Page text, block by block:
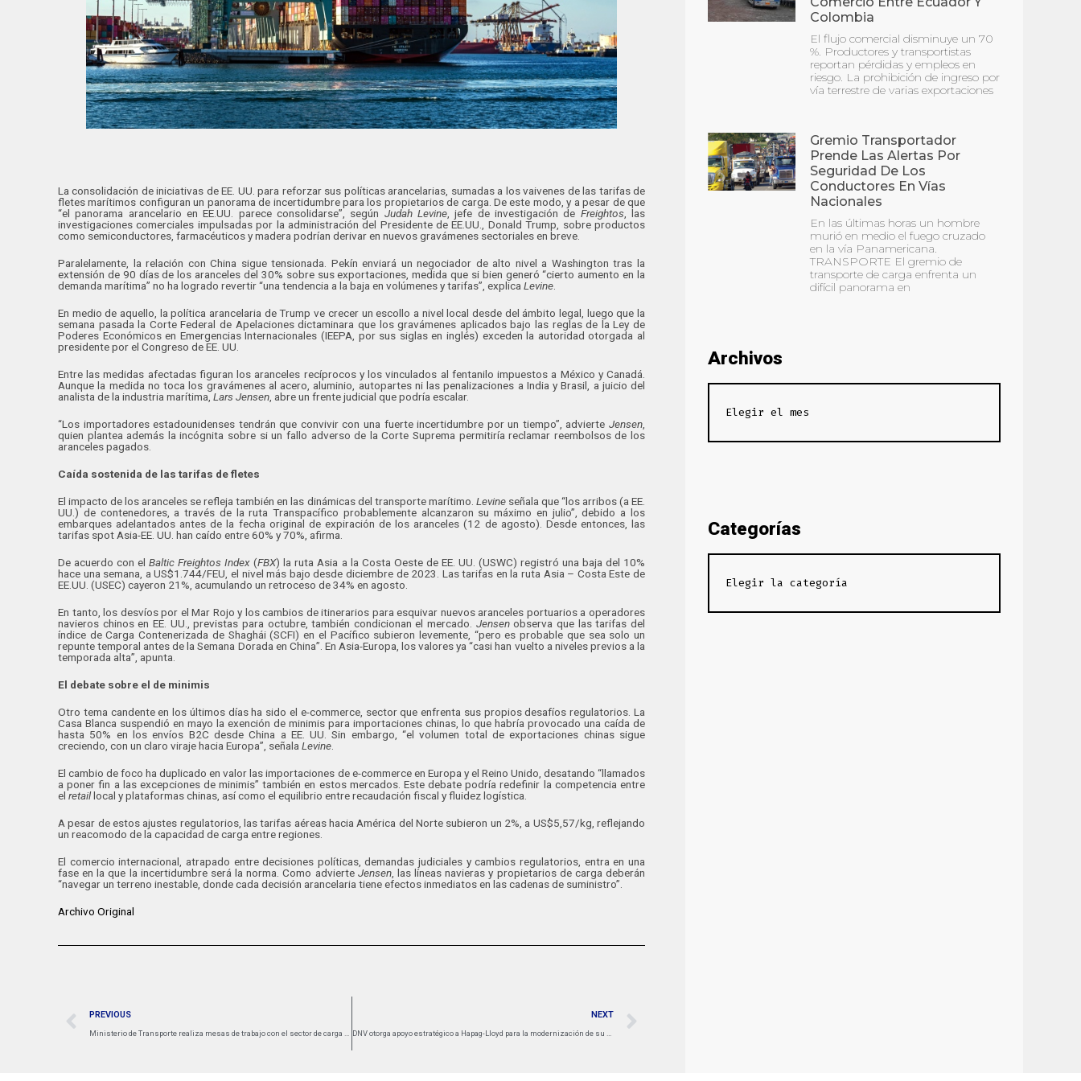
La consolidación de iniciativas de EE. UU. para reforzar sus políticas arancelarias, sumadas a los vaivenes de las tarifas de
fletes marítimos configuran un panorama de incertidumbre para los propietarios de carga. De este modo, y a pesar de que
“el panorama arancelario en EE.UU. parece consolidarse”, según Judah Levine , jefe de investigación de Freightos, las
investigaciones comerciales impulsadas por la administración del Presidente de EE.UU., Donald Trump, sobre productos
como semiconductores, farmacéuticos y madera podrían derivar en nuevos gravámenes sectoriales en breve.
Paralelamente, la relación con China sigue tensionada. Pekín enviará un negociador de alto nivel a Washington tras la
extensión de 90 días de los aranceles del 30% sobre sus exportaciones, medida que si bien generó “cierto aumento en la
demanda marítima” no ha logrado revertir “una tendencia a la baja en volúmenes y tarifas”, explica Levine
En medio de aquello, la política arancelaria de Trump ve crecer un escollo a nivel local desde del ámbito legal, luego que la
semana pasada la Corte Federal de Apelaciones dictaminara que los gravámenes aplicados bajo las reglas de la Ley de
Poderes Económicos en Emergencias Internacionales (IEEPA, por sus siglas en inglés) exceden la autoridad otorgada al
presidente por el Congreso de EE. UU.
Entre las medidas afectadas figuran los aranceles recíprocos y los vinculados al fentanilo impuestos a México y Canadá.
Aunque la medida no toca los gravámenes al acero, aluminio, autopartes ni las penalizaciones a India y Brasil, a juicio del
analista de la industria marítima, Lars Jensen , abre un frente judicial que podría escalar.
“Los importadores estadounidenses tendrán que convivir con una fuerte incertidumbre por un tiempo”, advierte Jensen
quien plantea además la incógnita sobre si un fallo adverso de la Corte Suprema permitiría reclamar reembolsos de los
aranceles pagados.
Caída sostenida de las tarifas de fletes
El impacto de los aranceles se refleja también en las dinámicas del transporte marítimo. Levine señala que “los arribos (a EE.
UU.) de contenedores, a través de la ruta Transpacífico probablemente alcanzaron su máximo en julio”, debido a los
embarques adelantados antes de la fecha original de expiración de los aranceles (12 de agosto). Desde entonces, las
tarifas spot Asia-EE. UU. han caído entre 60% y 70%, afirma.
De acuerdo con elBaltic Freightos Index (FBX) la ruta Asia a la Costa Oeste de EE. UU. (USWC) registró una baja del 10%
hace una semana, a US$1.744/FEU, el nivel más bajo desde diciembre de 2023. Las tarifas en la ruta Asia – Costa Este de
EE.UU. (USEC) cayeron 21%, acumulando un retroceso de 34% en agosto.
En tanto, los desvíos por el Mar Rojo y los cambios de itinerarios para esquivar nuevos aranceles portuarios a operadores
navieros chinos en EE. UU., previstas para octubre, también condicionan el mercado. Jensenobserva que las tarifas del
índice de Carga Contenerizada de Shaghái (SCFI) en el Pacífico subieron levemente, “pero es probable que sea solo un
repunte temporal antes de la Semana Dorada en China”. En Asia-Europa, los valores ya “casi han vuelto a niveles previos a la
temporada alta”, apunta.
El debate sobre el de minimis
Otro tema candente en los últimos días ha sido el e-commerce, sector que enfrenta sus propios desafíos regulatorios. La
Casa Blanca suspendió en mayo la exención de minimis para importaciones chinas, lo que habría provocado una caída de
hasta 50% en los envíos B2C desde China a EE. UU. Sin embargo, “el volumen total de exportaciones chinas sigue
creciendo, con un claro viraje hacia Europa”, señala Levine
El cambio de foco ha duplicado en valor las importaciones de e-commerce en Europa y el Reino Unido, desatando “llamados
a poner fin a las excepciones de minimis” también en estos mercados. Este debate podría redefinir la competencia entre
el retaillocal y plataformas chinas, así como el equilibrio entre recaudación fiscal y fluidez logística.
A pesar de estos ajustes regulatorios, las tarifas aéreas hacia América del Norte subieron un 2%, a US$5,57/kg, reflejando
un reacomodo de la capacidad de carga entre regiones.
El comercio internacional, atrapado entre decisiones políticas, demandas judiciales y cambios regulatorios, entra en una
fase en la que la incertidumbre será la norma. Como advierte Jensen, las líneas navieras y propietarios de carga deberán
“navegar un terreno inestable, donde cada decisión arancelaria tiene efectos inmediatos en las cadenas de suministro”.
Archivo Original
PREVIOUS NEXT
Colombia
El flujo comercial disminuye un 70
%. Productores y transportistas
reportan pérdidas y empleos en
riesgo. La prohibición de ingreso por
vía terrestre de varias exportaciones
Gremio Transportador
Prende Las Alertas Por
Seguridad De Los
Conductores En Vías
Nacionales
En las últimas horas un hombre
murió en medio el fuego cruzado
en la vía Panamericana.
TRANSPORTE El gremio de
transporte de carga enfrenta un
difícil panorama en
Archivos
Categorías